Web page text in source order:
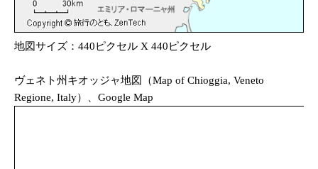
地図サイズ：440ピクセル X 440ピクセル
ヴェネト州キオッジャ地図（Map of Chioggia, Veneto
Regione, Italy）、Google Map